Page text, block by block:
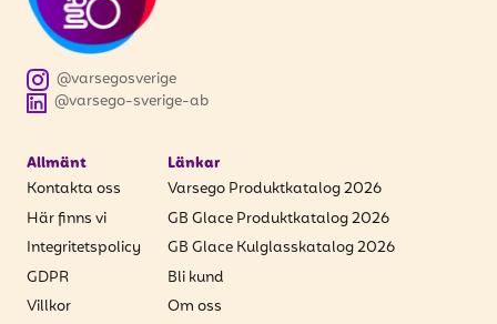
@varsego-sverige-ab
@varsegosverige
Allmänt
Kontakta oss
Här finns vi
Integritetspolicy
GDPR
Villkor
Länkar
Varsego Produktkatalog 2026
GB Glace Produktkatalog 2026
GB Glace Kulglasskatalog 2026
Bli kund
Om oss